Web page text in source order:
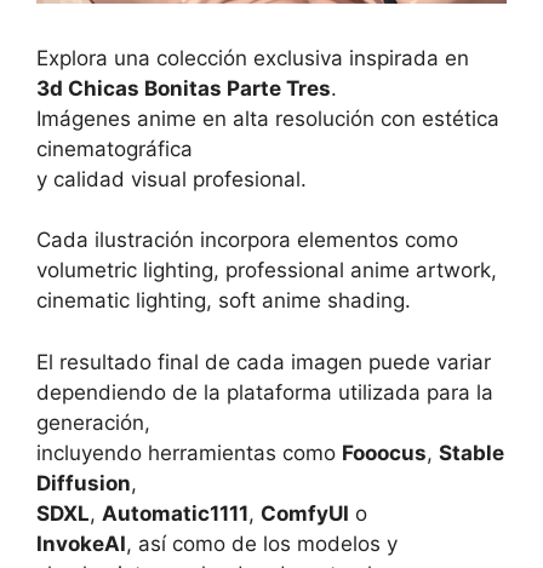
Explora una colección exclusiva inspirada en
3d Chicas Bonitas Parte Tres.
Imágenes anime en alta resolución con estética
cinematográfica
y calidad visual profesional.
Cada ilustración incorpora elementos como
volumetric lighting, professional anime artwork,
cinematic lighting, soft anime shading.
El resultado final de cada imagen puede variar
dependiendo de la plataforma utilizada para la
generación,
incluyendo herramientas como Fooocus, Stable
Diffusion,
SDXL, Automatic1111, ComfyUI o
InvokeAI, así como de los modelos y